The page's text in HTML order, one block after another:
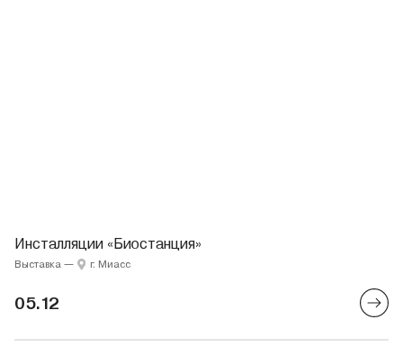
Инсталляции «Биостанция»
Выставка — г. Миасс
05.12